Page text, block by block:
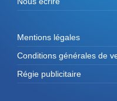
Mentions légales
Conditions générales de
Régie publicitaire